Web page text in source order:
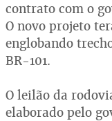
contrato com o
O novo projeto
englobando
BR-101.
O leilão da
elaborado pelo